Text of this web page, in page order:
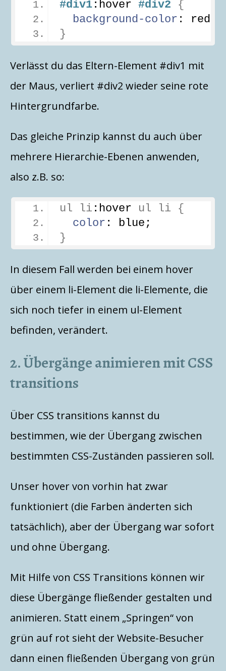
#div1 :hover #div2
{
background-color : red;
}
Verlässt du das Eltern-Element #div1 mit
der Maus, verliert #div2 wieder seine rote
Hintergrundfarbe.
Das gleiche Prinzip kannst du auch über
mehrere Hierarchie-Ebenen anwenden,
also z.B. so:
ul li :hover ul li
{
color : blue;
}
In diesem Fall werden bei einem hover
über einem li-Element die li-Elemente, die
sich noch tiefer in einem ul-Element
befinden, verändert.
2. Übergänge animieren mit CSS
transitions
Über CSS transitions kannst du
bestimmen, wie der Übergang zwischen
bestimmten CSS-Zuständen passieren soll.
Unser hover von vorhin hat zwar
funktioniert (die Farben änderten sich
tatsächlich), aber der Übergang war sofort
und ohne Übergang.
Mit Hilfe von CSS Transitions können wir
diese Übergänge fließender gestalten und
animieren. Statt einem „Springen“ von
grün auf rot sieht der Website-Besucher
dann einen fließenden Übergang von grün